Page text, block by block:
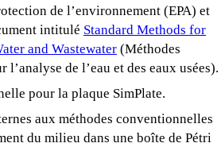
de l’environnement (EPA) et
intitulé Standard Methods for
and Wastewater (Méthodes
de l’eau et des eaux usées).
pour la plaque SimPlate.
aux méthodes conventionnelles
du milieu dans une boîte de Pétri